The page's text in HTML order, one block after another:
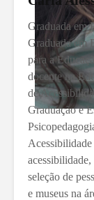
Graduada em
Graduada em
para a
docente na
de
Graduação e
seleção de
e museus na